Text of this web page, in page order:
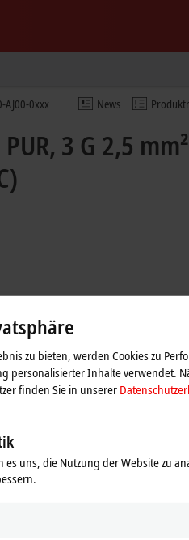
News
AJ00-0xxx
3 G 2,5
zu bieten, werden Cookies zu
personalisierter Inhalte verwendet.
finden Sie in unserer
es uns, die Nutzung der Website zu